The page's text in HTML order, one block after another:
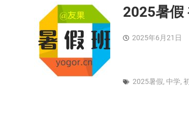
2025暑假
2025年6月21日
2025暑假, 中学,